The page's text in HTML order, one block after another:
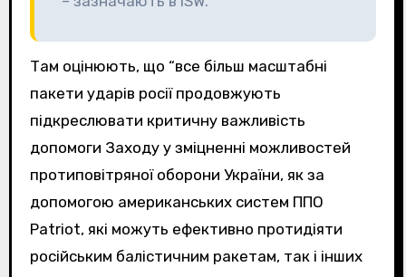
Там оцінюють, що “все більш масштабні
пакети ударів росії продовжують
підкреслювати критичну важливість
допомоги Заходу у зміцненні можливостей
протиповітряної оборони України, як за
допомогою американських систем ППО
Patriot, які можуть ефективно протидіяти
російським балістичним ракетам, так і інших